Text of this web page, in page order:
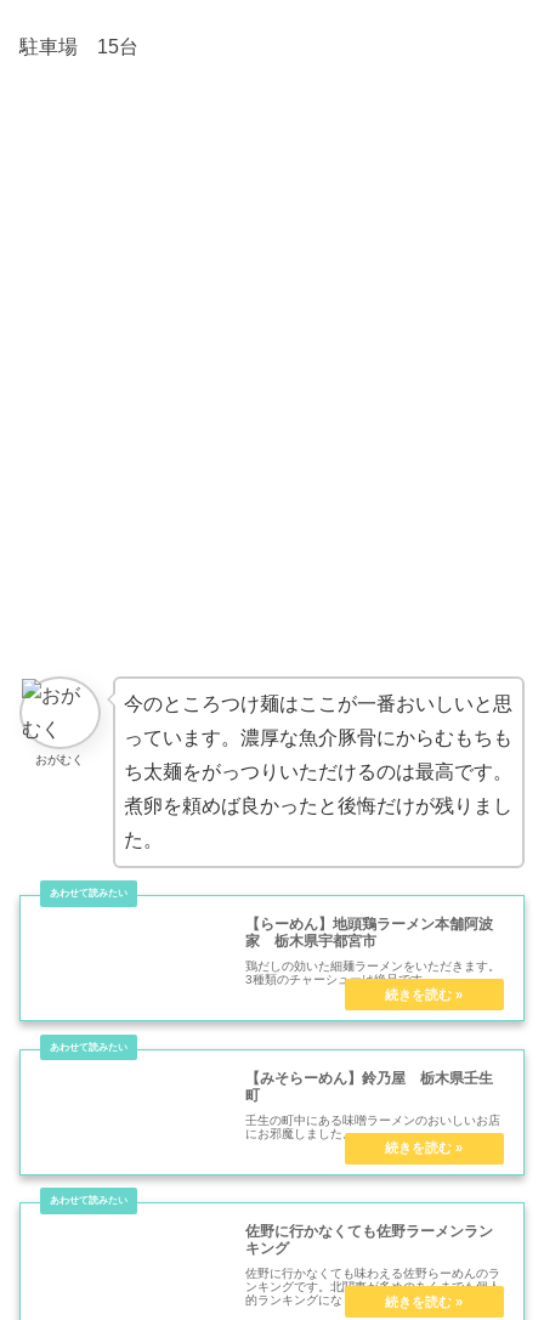
駐車場 15台
おがむく
今のところつけ麺はここが一番おいしいと思
っています。濃厚な魚介豚骨にからむもちも
ち太麺をがっつりいただけるのは最高です。
煮卵を頼めば良かったと後悔だけが残りまし
た。
【らーめん】地頭鶏ラーメン本舗阿波
家 栃木県宇都宮市
鶏だしの効いた細麺ラーメンをいただきます。
3種類のチャーシューは絶品です。
【みそらーめん】鈴乃屋 栃木県壬生
町
壬生の町中にある味噌ラーメンのおいしいお店
にお邪魔しました。
佐野に行かなくても佐野ラーメンラン
キング
佐野に行かなくても味わえる佐野らーめんのラ
ンキングです。北関東が多めのあくまでも個人
的ランキングになります。是非味わってみてく